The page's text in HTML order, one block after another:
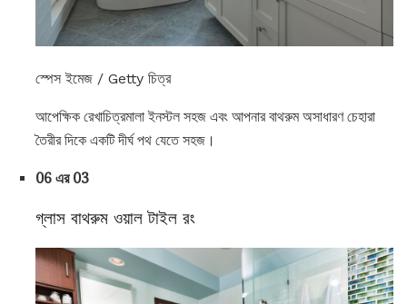
স্পেস ইমেজ / Getty চিত্র
আপেক্ষিক রেখাচিত্রমালা ইনস্টল সহজ এবং আপনার বাথরুম অসাধারণ চেহারা
তৈরীর দিকে একটি দীর্ঘ পথ যেতে সহজ।
06 এর 03
গ্লাস বাথরুম ওয়াল টাইল রং